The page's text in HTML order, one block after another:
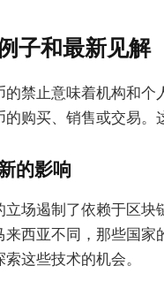
子和最新见解
禁止意味着机构和
购买、销售或交易。
的影响
场遏制了依赖于区块
来西亚不同，那些国
这些技术的机会。